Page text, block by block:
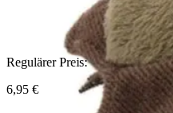
Regulärer Preis:
6,95 €